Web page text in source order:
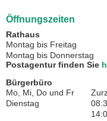
Öffnungszeiten
Rathaus
Montag bis Freitag
Montag bis Donnerstag
Postagentur finden Sie
Bürgerbüro
Mo, Mi, Do und Fr
Dienstag